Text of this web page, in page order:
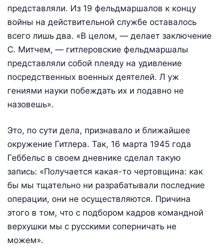
представляли. Из 19 фельдмаршалов к концу
войны на действительной службе оставалось
всего лишь два. «В целом, — делает заключение
С. Митчем, — гитлеровские фельдмаршалы
представляли собой плеяду на удивление
посредственных военных деятелей. Л уж
гениями науки побеждать их и подавно не
назовешь».
Это, по сути дела, признавало и ближайшее
окружение Гитлера. Так, 16 марта 1945 года
Геббельс в своем дневнике сделал такую
запись: «Получается какая-то чертовщина: как
бы мы тщательно ни разрабатывали последние
операции, они не осуществляются. Причина
этого в том, что с подбором кадров командной
верхушки мы с русскими соперничать не
можем».